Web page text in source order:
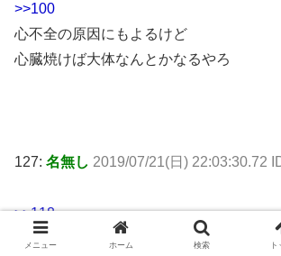
>>100
心不全の原因にもよるけど
心臓焼けば大体なんとかなるやろ
127: 名無し 2019/07/21(日) 22:03:30.72
>>118
カシージャス好きなんか嫌いなんかどっ
メニュー ホーム 検索